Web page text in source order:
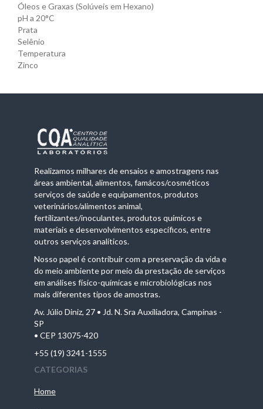
Óleos e Graxas (Solúveis em Hexano)
pH a 20°C
Prata
Selênio
Temperatura
Zinco
Realizamos milhares de ensaios e amostragens nas
áreas ambiental, alimentos, famácos/cosméticos
serviços de saúde e equipamentos, produtos
veterinários/alimentos animal,
fertilizantes/inoculantes, produtos químicos e
materiais e desenvolvimentos específicos, entre
outros serviços analíticos.
Nosso papel é contribuir com a preservação da vida e
do meio ambiente por meio da prestação de serviços
em análises físico-químicas e microbiológicas nos
mais diferentes tipos de amostras.
Av. Júlio Diniz, 27 • Jd. N. Sra Auxiliadora, Campinas -
SP
• CEP 13075-420
+55 (19) 3241-1555
CATEGORIAS
Home